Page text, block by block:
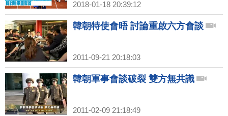
2018-01-18 20:39:12
韓朝特使會晤 討論重啟六方會談
2011-09-21 20:18:03
韓朝軍事會談破裂 雙方無共識
2011-02-09 21:18:49